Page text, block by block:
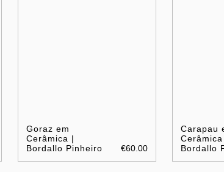
Goraz em
Cerâmica |
Bordallo Pinheiro
€60.00
Carapau
Cerâmica
Bordallo